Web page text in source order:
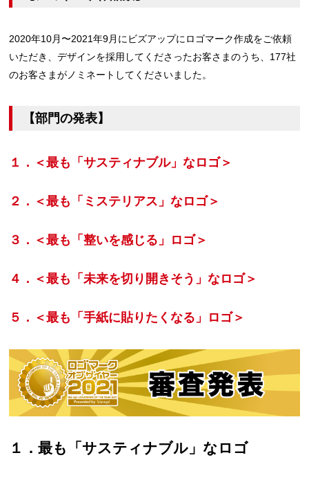
2020年10月〜2021年9月にビズアップにロゴマーク作成をご依頼
いただき、デザインを採用してくださったお客さまのうち、177社
のお客さまがノミネートしてくださいました。
【部門の発表】
１．＜最も「サスティナブル」なロゴ＞
２．＜最も「ミステリアス」なロゴ＞
３．＜最も「整いを感じる」ロゴ＞
４．＜最も「未来を切り開きそう」なロゴ＞
５．＜最も「手紙に貼りたくなる」ロゴ＞
１．最も「サスティナブル」なロゴ